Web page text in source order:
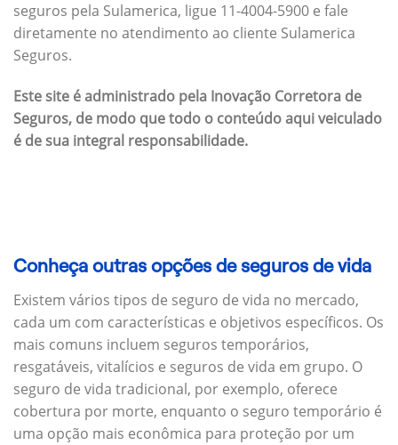
seguros pela Sulamerica, ligue 11-4004-5900 e fale
diretamente no atendimento ao cliente Sulamerica
Seguros.
Este site é administrado pela Inovação Corretora de
Seguros, de modo que todo o conteúdo aqui veiculado
é de sua integral responsabilidade.
Conheça outras opções de seguros de vida
Existem vários tipos de seguro de vida no mercado,
cada um com características e objetivos específicos. Os
mais comuns incluem seguros temporários,
resgatáveis, vitalícios e seguros de vida em grupo. O
seguro de vida tradicional, por exemplo, oferece
cobertura por morte, enquanto o seguro temporário é
uma opção mais econômica para proteção por um